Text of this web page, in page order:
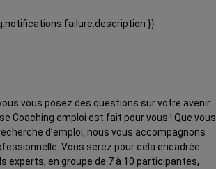
}}
vous posez des questions sur votre avenir
Coaching emploi est fait pour vous ! Que vous
d’emploi, nous vous accompagnons
Vous serez pour cela encadrée
experts, en groupe de 7 à 10 participantes,